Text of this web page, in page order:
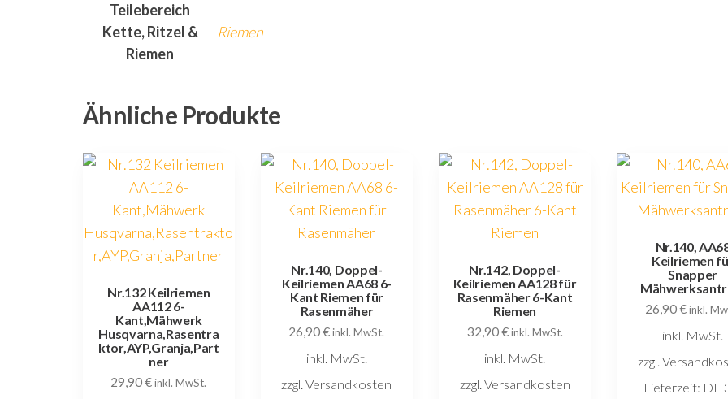
Teilebereich
Kette, Ritzel &
Riemen
Riemen
Ähnliche Produkte
Nr.132 Keilriemen
AA112 6-
Kant,Mähwerk
Husqvarna,Rasentra
ktor,AYP,Granja,Part
ner
29,90€ inkl. MwSt.
Nr.140, Doppel-
Keilriemen AA68 6-
Kant Riemen für
Rasenmäher
26,90€ inkl. MwSt.
inkl. MwSt.
zzgl. Versandkosten
Nr.142, Doppel-
Keilriemen AA128 für
Rasenmäher 6-Kant
Riemen
32,90€ inkl. MwSt.
inkl. MwSt.
zzgl. Versandkosten
Nr.140,
Keilriemen
Snapper
26,90€ inkl.
inkl. MwSt.
zzgl.
Lieferzeit: DE